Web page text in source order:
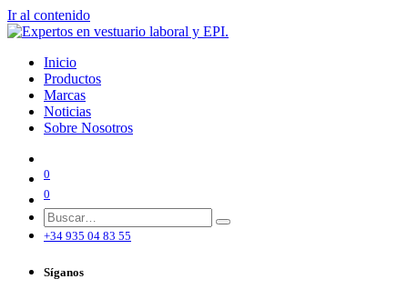
Ir al contenido
Inicio
Productos
Marcas
Noticias
Sobre Nosotros
0
0
+34 935 04 83 55
Síganos